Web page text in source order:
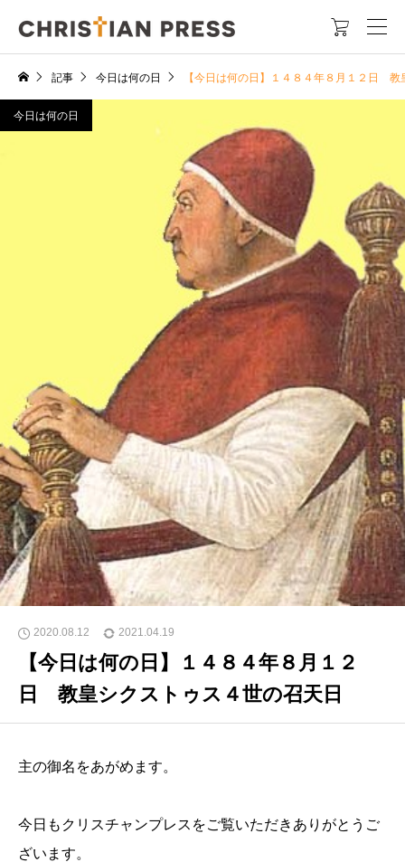

記事 今日は何の日 【今日は何の日】１４８４年８月１２日
今日は何の日
2020.08.12 2021.04.19
【今日は何の日】１４８４年８月１２
日 教皇シクストゥス４世の召天日
主の御名をあがめます。
今日もクリスチャンプレスをご覧いただきありがとうご
ざいます。